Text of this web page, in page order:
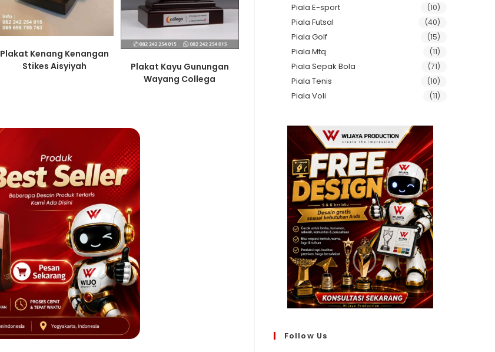
Plakat Kenang Kenangan
Stikes Aisyiyah
Plakat Kayu Gunungan
Wayang Collega
Piala E-sport (10)
Piala Futsal (40)
Piala Golf (15)
Piala Mtq (11)
Piala Sepak Bola (71)
Piala Tenis (10)
Piala Voli (11)
Follow Us